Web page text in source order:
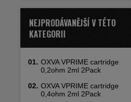
NEJPRODÁVANĚJŠÍ V TÉTO
KATEGORII
01. OXVA VPRIME cartridge
0,2ohm 2ml 2Pack
02. OXVA VPRIME cartridge
0,4ohm 2ml 2Pack